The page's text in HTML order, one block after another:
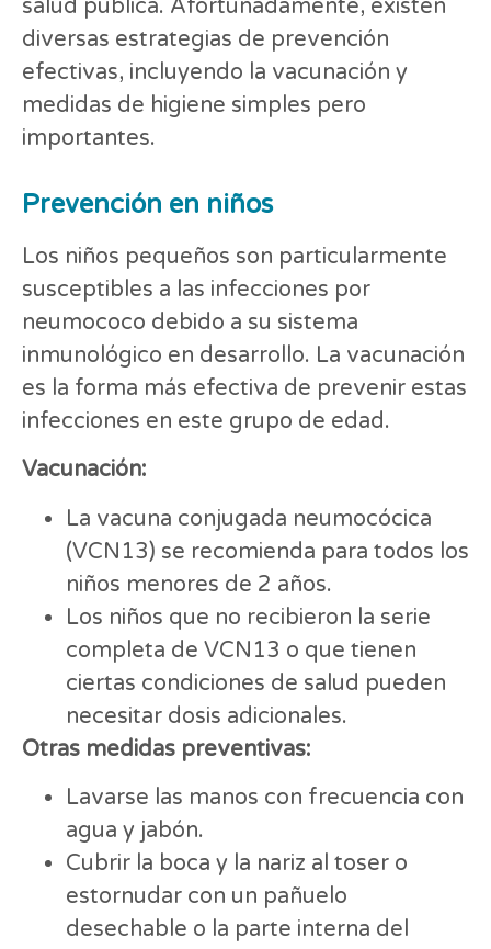
salud pública. Afortunadamente, existen
diversas estrategias de prevención
efectivas, incluyendo la vacunación y
medidas de higiene simples pero
importantes.
Prevención en niños
Los niños pequeños son particularmente
susceptibles a las infecciones por
neumococo debido a su sistema
inmunológico en desarrollo. La vacunación
es la forma más efectiva de prevenir estas
infecciones en este grupo de edad.
Vacunación:
La vacuna conjugada neumocócica
(VCN13) se recomienda para todos los
niños menores de 2 años.
Los niños que no recibieron la serie
completa de VCN13 o que tienen
ciertas condiciones de salud pueden
necesitar dosis adicionales.
Otras medidas preventivas:
Lavarse las manos con frecuencia con
agua y jabón.
Cubrir la boca y la nariz al toser o
estornudar con un pañuelo
desechable o la parte interna del